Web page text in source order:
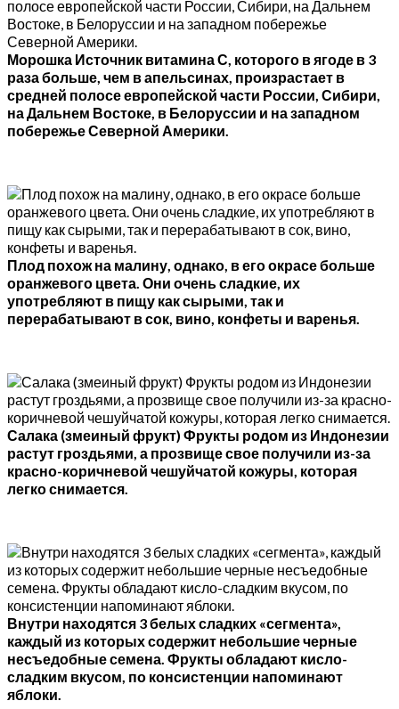
Морошка Источник витамина С, которого в ягоде в 3
раза больше, чем в апельсинах, произрастает в
средней полосе европейской части России, Сибири,
на Дальнем Востоке, в Белоруссии и на западном
побережье Северной Америки.
Плод похож на малину, однако, в его окрасе больше
оранжевого цвета. Они очень сладкие, их
употребляют в пищу как сырыми, так и
перерабатывают в сок, вино, конфеты и варенья.
Салака (змеиный фрукт) Фрукты родом из Индонезии
растут гроздьями, а прозвище свое получили из-за
красно-коричневой чешуйчатой кожуры, которая
легко снимается.
Внутри находятся 3 белых сладких «сегмента»,
каждый из которых содержит небольшие черные
несъедобные семена. Фрукты обладают кисло-
сладким вкусом, по консистенции напоминают
яблоки.